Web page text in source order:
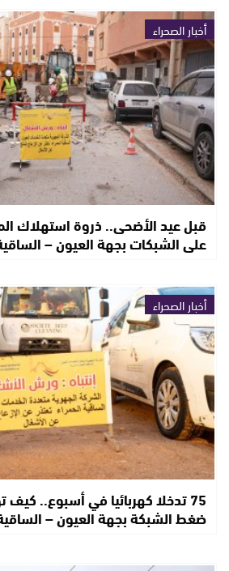
أخبار الصحراء
قبل عيد الأضحى.. ذروة استهلاك
على الشبكات بجهة العيون –
أخبار الصحراء
75 تدخلا كهربائيا في أسبوع..
ضغط الشبكة بجهة العيون –